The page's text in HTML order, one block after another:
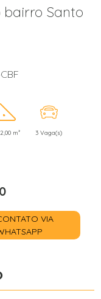
bairro Santo
m² 3 Vaga(s)
VIA